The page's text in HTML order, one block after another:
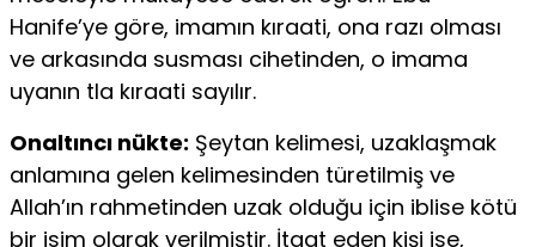
Hanife’ye göre, imamın kıraati, ona razı olması
ve arkasında susması cihetinden, o imama
uyanın tla kıraati sayılır.
Onaltıncı nükte: Şeytan kelimesi, uzaklaşmak
anlamına gelen kelimesinden türetilmiş ve
Allah’ın rahmetinden uzak olduğu için iblise kötü
bir isim olarak verilmiştir. İtaat eden kişi ise,